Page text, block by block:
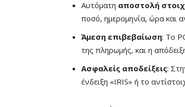
Αυτόματη αποστολή
ποσό, ημερομηνία, ώρα και
Άμεση επιβεβαίωση: Το
της πληρωμής, και η
Ασφαλείς αποδείξεις:
ένδειξη «IRIS» ή το